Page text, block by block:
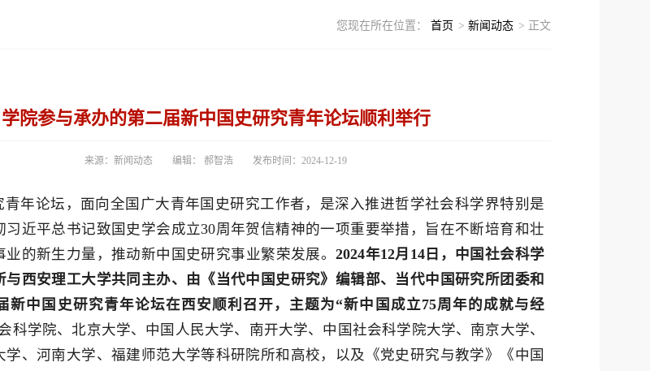
您现在所在位置： 首页 > 新闻动态 > 正文
学院参与承办的第二届新中国史研究青年论坛顺利举行
来源：新闻动态 编辑： 郝智浩 发布时间：2024-12-19
青年论坛，面向全国广大青年国史研究工作者，是深入推进哲学社会科学界特别是
习近平总书记致国史学会成立30周年贺信精神的一项重要举措，旨在不断培育和壮
业的新生力量，推动新中国史研究事业繁荣发展。2024年12月14日，中国社会科学
与西安理工大学共同主办、由《当代中国史研究》编辑部、当代中国研究所团委和
新中国史研究青年论坛在西安顺利召开，主题为“新中国成立75周年的成就与经
科学院、北京大学、中国人民大学、南开大学、中国社会科学院大学、南京大学、
学、河南大学、福建师范大学等科研院所和高校，以及《党史研究与教学》《中国